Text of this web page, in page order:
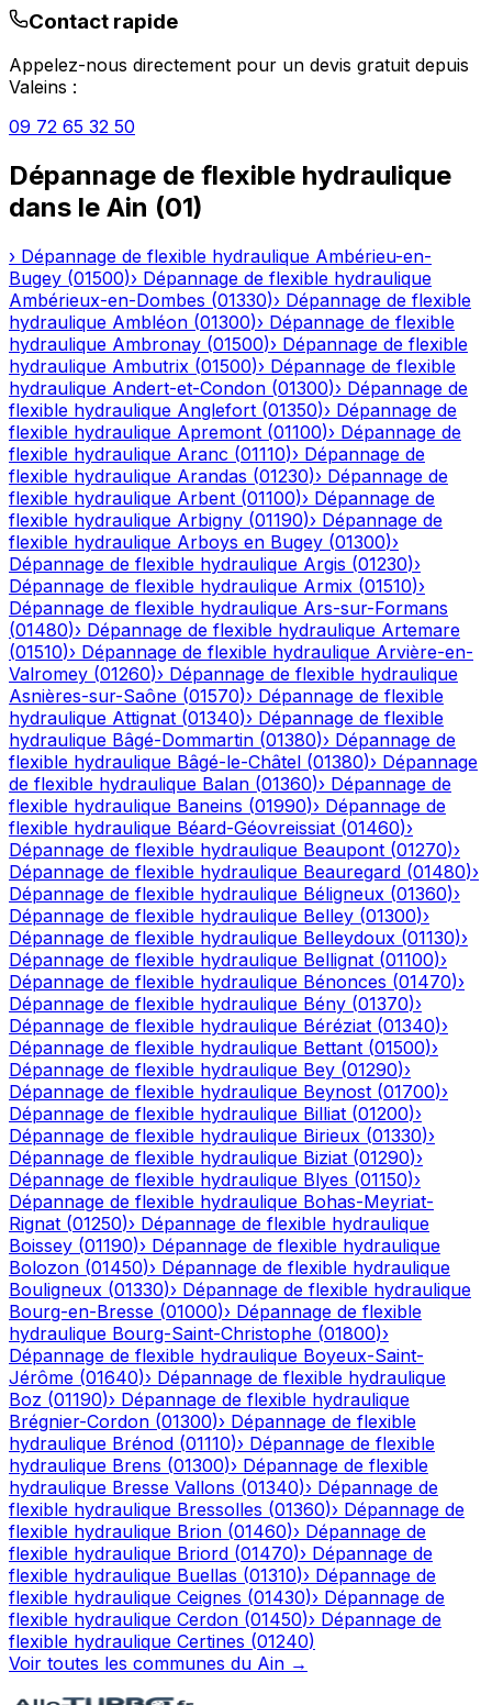
Contact rapide
Appelez-nous directement pour un devis gratuit depuis
Valeins :
09 72 65 32 50
Dépannage de flexible hydraulique
dans le Ain (01)
› Dépannage de flexible hydraulique Ambérieu-en-
Bugey (01500)› Dépannage de flexible hydraulique
Ambérieux-en-Dombes (01330)› Dépannage de flexible
hydraulique Ambléon (01300)› Dépannage de flexible
hydraulique Ambronay (01500)› Dépannage de flexible
hydraulique Ambutrix (01500)› Dépannage de flexible
hydraulique Andert-et-Condon (01300)› Dépannage de
flexible hydraulique Anglefort (01350)› Dépannage de
flexible hydraulique Apremont (01100)› Dépannage de
flexible hydraulique Aranc (01110)› Dépannage de
flexible hydraulique Arandas (01230)› Dépannage de
flexible hydraulique Arbent (01100)› Dépannage de
flexible hydraulique Arbigny (01190)› Dépannage de
flexible hydraulique Arboys en Bugey (01300)›
Dépannage de flexible hydraulique Argis (01230)›
Dépannage de flexible hydraulique Armix (01510)›
Dépannage de flexible hydraulique Ars-sur-Formans
(01480)› Dépannage de flexible hydraulique Artemare
(01510)› Dépannage de flexible hydraulique Arvière-en-
Valromey (01260)› Dépannage de flexible hydraulique
Asnières-sur-Saône (01570)› Dépannage de flexible
hydraulique Attignat (01340)› Dépannage de flexible
hydraulique Bâgé-Dommartin (01380)› Dépannage de
flexible hydraulique Bâgé-le-Châtel (01380)› Dépannage
de flexible hydraulique Balan (01360)› Dépannage de
flexible hydraulique Baneins (01990)› Dépannage de
flexible hydraulique Béard-Géovreissiat (01460)›
Dépannage de flexible hydraulique Beaupont (01270)›
Dépannage de flexible hydraulique Beauregard (01480)›
Dépannage de flexible hydraulique Béligneux (01360)›
Dépannage de flexible hydraulique Belley (01300)›
Dépannage de flexible hydraulique Belleydoux (01130)›
Dépannage de flexible hydraulique Bellignat (01100)›
Dépannage de flexible hydraulique Bénonces (01470)›
Dépannage de flexible hydraulique Bény (01370)›
Dépannage de flexible hydraulique Béréziat (01340)›
Dépannage de flexible hydraulique Bettant (01500)›
Dépannage de flexible hydraulique Bey (01290)›
Dépannage de flexible hydraulique Beynost (01700)›
Dépannage de flexible hydraulique Billiat (01200)›
Dépannage de flexible hydraulique Birieux (01330)›
Dépannage de flexible hydraulique Biziat (01290)›
Dépannage de flexible hydraulique Blyes (01150)›
Dépannage de flexible hydraulique Bohas-Meyriat-
Rignat (01250)› Dépannage de flexible hydraulique
Boissey (01190)› Dépannage de flexible hydraulique
Bolozon (01450)› Dépannage de flexible hydraulique
Bouligneux (01330)› Dépannage de flexible hydraulique
Bourg-en-Bresse (01000)› Dépannage de flexible
hydraulique Bourg-Saint-Christophe (01800)›
Dépannage de flexible hydraulique Boyeux-Saint-
Jérôme (01640)› Dépannage de flexible hydraulique
Boz (01190)› Dépannage de flexible hydraulique
Brégnier-Cordon (01300)› Dépannage de flexible
hydraulique Brénod (01110)› Dépannage de flexible
hydraulique Brens (01300)› Dépannage de flexible
hydraulique Bresse Vallons (01340)› Dépannage de
flexible hydraulique Bressolles (01360)› Dépannage de
flexible hydraulique Brion (01460)› Dépannage de
flexible hydraulique Briord (01470)› Dépannage de
flexible hydraulique Buellas (01310)› Dépannage de
flexible hydraulique Ceignes (01430)› Dépannage de
flexible hydraulique Cerdon (01450)› Dépannage de
flexible hydraulique Certines (01240)
Voir toutes les communes du Ain →